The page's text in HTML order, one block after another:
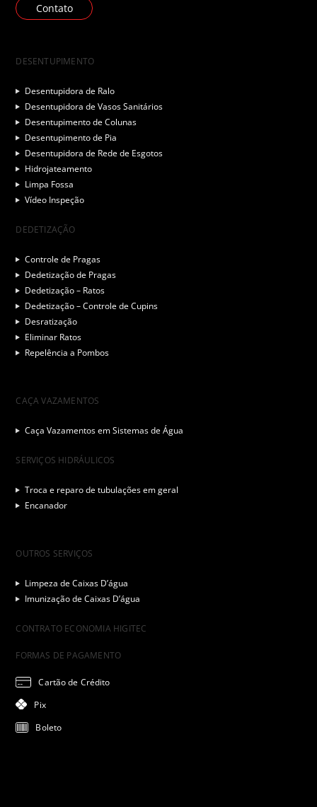
Contato
DESENTUPIMENTO
Desentupidora de Ralo
Desentupidora de Vasos Sanitários
Desentupimento de Colunas
Desentupimento de Pia
Desentupidora de Rede de Esgotos
Hidrojateamento
Limpa Fossa
Vídeo Inspeção
DEDETIZAÇÃO
Controle de Pragas
Dedetização de Pragas
Dedetização – Ratos
Dedetização – Controle de Cupins
Desratização
Eliminar Ratos
Repelência a Pombos
CAÇA VAZAMENTOS
Caça Vazamentos em Sistemas de Água
SERVIÇOS HIDRÁULICOS
Troca e reparo de tubulações em geral
Encanador
OUTROS SERVIÇOS
Limpeza de Caixas D’água
Imunização de Caixas D’água
CONTRATO ECONOMIA HIGITEC
FORMAS DE PAGAMENTO
Cartão de Crédito
Pix
Boleto